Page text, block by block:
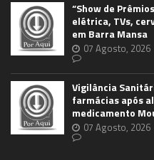
“Show de
elétrica, TVs,
em Barra Mansa
07 Agosto, 2026
Vigilância
farmácias após
medicamento
07 Agosto, 2026